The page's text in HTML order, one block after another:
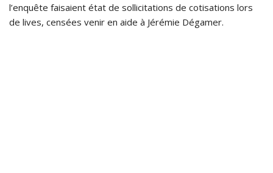
l’enquête faisaient état de sollicitations de cotisations lors
de lives, censées venir en aide à Jérémie Dégamer.